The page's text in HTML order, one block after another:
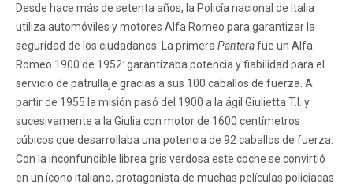
Desde hace más de setenta años, la Policía nacional de Italia
utiliza automóviles y motores Alfa Romeo para garantizar la
seguridad de los ciudadanos. La primera Panterafue un Alfa
Romeo 1900 de 1952: garantizaba potencia y fiabilidad para el
servicio de patrullaje gracias a sus 100 caballos de fuerza. A
partir de 1955 la misión pasó del 1900 a la ágil Giulietta T.I. y
sucesivamente a la Giulia con motor de 1600 centímetros
cúbicos que desarrollaba una potencia de 92 caballos de fuerza.
Con la inconfundible librea gris verdosa este coche se convirtió
en un ícono italiano, protagonista de muchas películas policiacas